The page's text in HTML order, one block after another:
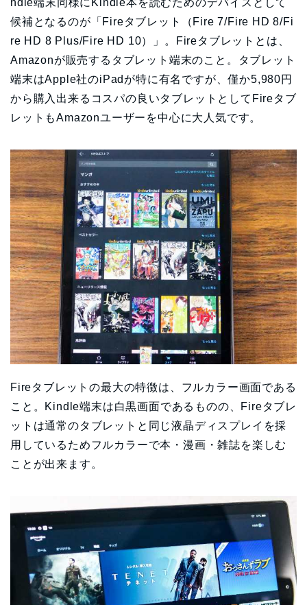
候補となるのが「Fireタブレット（Fire 7/Fire HD 8/Fi
re HD 8 Plus/Fire HD 10）」。Fireタブレットとは、
Amazonが販売するタブレット端末のこと。タブレット
端末はApple社のiPadが特に有名ですが、僅か5,980円
から購入出来るコスパの良いタブレットとしてFireタブ
レットもAmazonユーザーを中心に大人気です。
Fireタブレットの最大の特徴は、フルカラー画面である
こと。Kindle端末は白黒画面であるものの、Fireタブレ
ットは通常のタブレットと同じ液晶ディスプレイを採
用しているためフルカラーで本・漫画・雑誌を楽しむ
ことが出来ます。